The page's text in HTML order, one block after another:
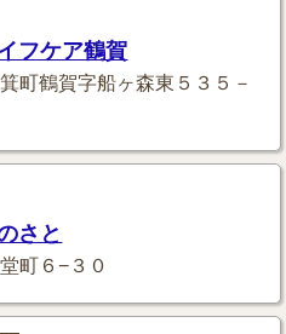
フケア鶴賀
町鶴賀字船ヶ森東５３５－
さと
町６−３０